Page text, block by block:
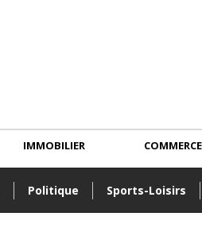
Politique Sports-Loisirs
IMMOBILIER